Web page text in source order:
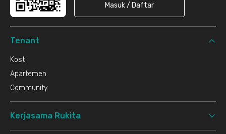
Masuk / Daftar
Tenant
Kost
Apartemen
Community
Kerjasama Rukita